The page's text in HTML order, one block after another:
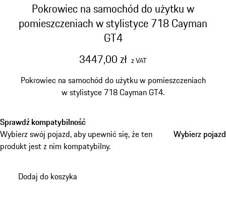
Pokrowiec na samochód do użytku w
pomieszczeniach w stylistyce 718 Cayman
GT4
3447,00 zł z VAT
Pokrowiec na samochód do użytku w pomieszczeniach
w stylistyce 718 Cayman GT4.
Sprawdź kompatybilność
Wybierz swój pojazd, aby upewnić się, że ten
produkt jest z nim kompatybilny.
Wybierz pojazd
Wybierz pojazd
Dodaj do koszyka